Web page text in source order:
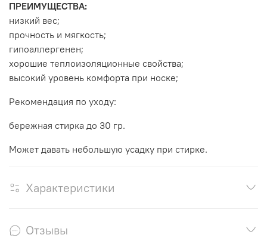
ПРЕИМУЩЕСТВА:
низкий вес;
прочность и мягкость;
гипоаллергенен;
хорошие теплоизоляционные свойства;
высокий уровень комфорта при носке;
Рекомендация по уходу:
бережная стирка до 30 гр.
Может давать небольшую усадку при стирке.
Характеристики
Отзывы